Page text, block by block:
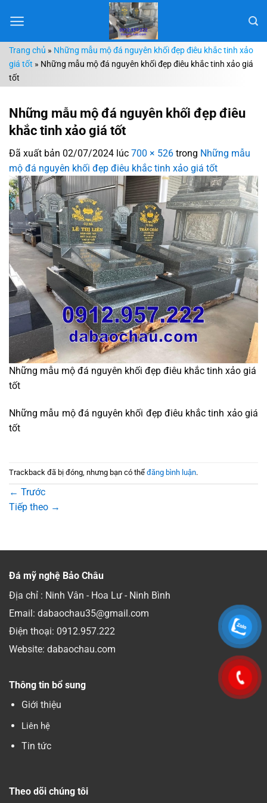
đến
dungTrang chủ » Những mẫu mộ đá nguyên khối đẹp điêu khắc tinh xảo
giá tốt » Những mẫu mộ đá nguyên khối đẹp điêu khắc tinh xảo giá
tốt
Những mẫu mộ đá nguyên khối đẹp điêu
khắc tinh xảo giá tốt
Đã xuất bản 02/07/2024 lúc 700 × 526 trong Những mẫu
mộ đá nguyên khối đẹp điêu khắc tinh xảo giá tốt
Những mẫu mộ đá nguyên khối đẹp điêu khắc tinh xảo giá
tốt
Những mẫu mộ đá nguyên khối đẹp điêu khắc tinh xảo giá
tốt
Trackback đã bị đóng, nhưng bạn có thể đăng bình luận.
← Trước
Tiếp theo →
Đá mỹ nghệ Bảo Châu
Địa chỉ : Ninh Vân - Hoa Lư - Ninh Bình
Email: dabaochau35@gmail.com
Điện thoại: 0912.957.222
Website: dabaochau.com
Thông tin bổ sung
Giới thiệu
Liên hệ
Tin tức
Theo dõi chúng tôi